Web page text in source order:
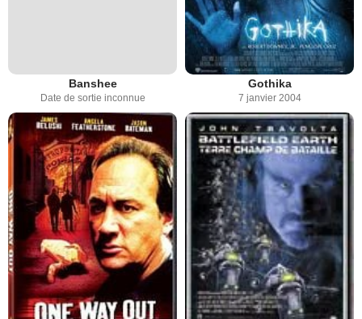
Banshee
Date de sortie inconnue
Gothika
7 janvier 2004